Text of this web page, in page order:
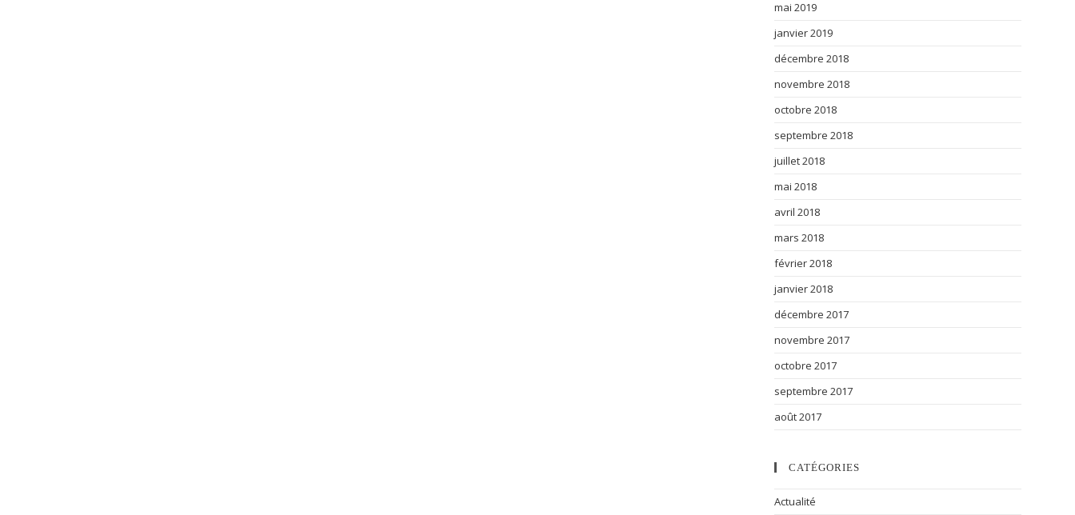
mai 2019
janvier 2019
décembre 2018
novembre 2018
octobre 2018
septembre 2018
juillet 2018
mai 2018
avril 2018
mars 2018
février 2018
janvier 2018
décembre 2017
novembre 2017
octobre 2017
septembre 2017
août 2017
CATÉGORIES
Actualité